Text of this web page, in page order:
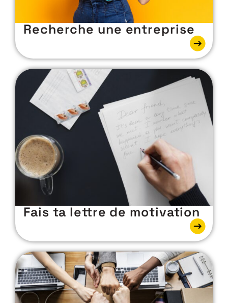
Recherche une entreprise
Fais ta lettre de motivation